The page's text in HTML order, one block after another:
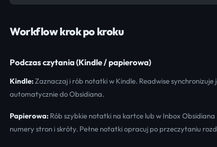
Workflow krok po kroku
Podczas czytania (Kindle / papierowa)
Kindle:Zaznaczaj i rób notatki w Kindle. Readwise synchronizuje
automatycznie do Obsidiana.
Papierowa: Rób szybkie notatki na kartce lub w Inbox
numery stron i skróty. Pełne notatki opracuj po przeczytaniu